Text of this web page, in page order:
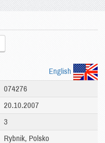
English
074276
20.10.2007
3
Rybnik, Polsko